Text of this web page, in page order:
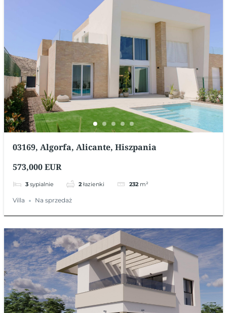
03169, Algorfa, Alicante, Hiszpania
573,000 EUR
3 sypialnie 2 łazienki 232 m²
Villa Na sprzedaż